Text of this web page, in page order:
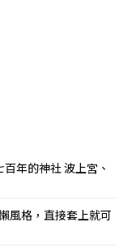
年的神社 波上宮、
風格，直接套上就可